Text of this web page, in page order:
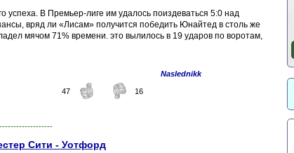
успеха. В Премьер-лиге им удалось поиздеваться 5:0 над
вряд ли «Лисам» получится победить Юнайтед в столь же
мячом 71% времени. это вылилось в 19 ударов по воротам,
Naslednikk
47 16
Сити - Уотфорд